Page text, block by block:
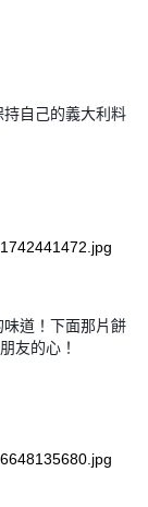
自己的義大利料
道！下面那片餅
友的心！